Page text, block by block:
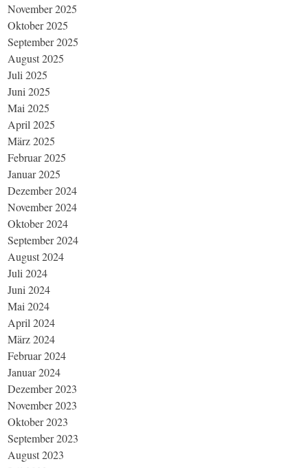
November 2025
Oktober 2025
September 2025
August 2025
Juli 2025
Juni 2025
Mai 2025
April 2025
März 2025
Februar 2025
Januar 2025
Dezember 2024
November 2024
Oktober 2024
September 2024
August 2024
Juli 2024
Juni 2024
Mai 2024
April 2024
März 2024
Februar 2024
Januar 2024
Dezember 2023
November 2023
Oktober 2023
September 2023
August 2023